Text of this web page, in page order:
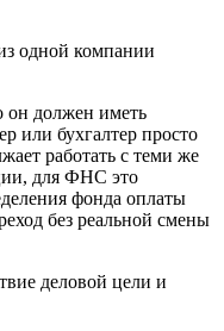
одной компании
он должен иметь
или бухгалтер просто
работать с теми же
для ФНС это
фонда оплаты
без реальной смены
деловой цели и